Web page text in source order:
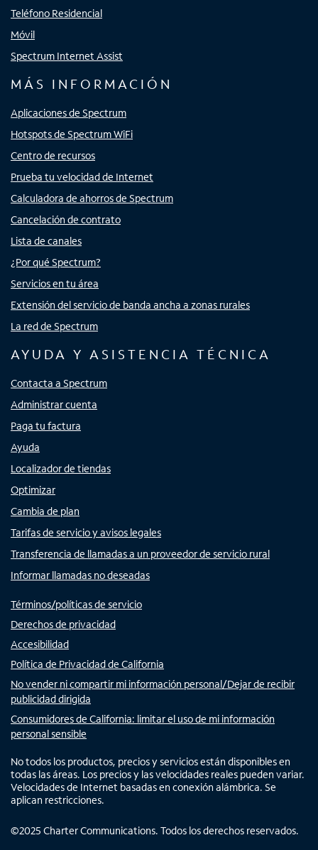
Teléfono Residencial
Móvil
Spectrum Internet Assist
MÁS INFORMACIÓN
Aplicaciones de Spectrum
Hotspots de Spectrum WiFi
Centro de recursos
Prueba tu velocidad de Internet
Calculadora de ahorros de Spectrum
Cancelación de contrato
Lista de canales
¿Por qué Spectrum?
Servicios en tu área
Extensión del servicio de banda ancha a zonas rurales
La red de Spectrum
AYUDA Y ASISTENCIA TÉCNICA
Contacta a Spectrum
Administrar cuenta
Paga tu factura
Ayuda
Localizador de tiendas
Optimizar
Cambia de plan
Tarifas de servicio y avisos legales
Transferencia de llamadas a un proveedor de servicio rural
Informar llamadas no deseadas
Términos/políticas de servicio
Derechos de privacidad
Accesibilidad
Política de Privacidad de California
No vender ni compartir mi información personal/Dejar de recibir
publicidad dirigida
Consumidores de California: limitar el uso de mi información
personal sensible
No todos los productos, precios y servicios están disponibles en
todas las áreas. Los precios y las velocidades reales pueden variar.
Velocidades de Internet basadas en conexión alámbrica. Se
aplican restricciones.
©2025 Charter Communications. Todos los derechos reservados.